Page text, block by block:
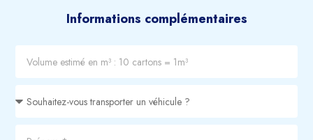
Informations complémentaires